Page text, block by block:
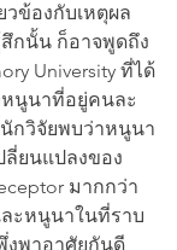
ข้องกับเหตุผล
กนั้น ก็อาจพูดถึง
University ที่ได้
นูนาที่อยู่คนละ
กวิจัยพบว่าหนูนา
ลี่ยนแปลงของ
มากกว่า
ะหนูนาในที่ราบ
พาอาศัยกันดี